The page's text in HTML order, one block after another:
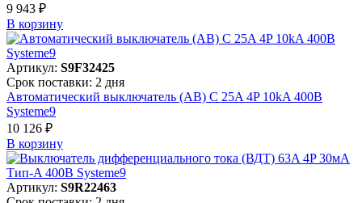
9 943 ₽
В корзинy
Артикул: S9F32425
Срок поставки: 2 дня
Автоматический выключатель (АВ) C 25A 4P 10kA 400В
Systeme9
10 126 ₽
В корзинy
Артикул: S9R22463